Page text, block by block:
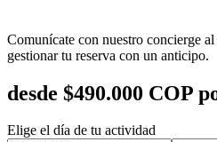
Comunícate con nuestro concierge
gestionar tu reserva con un anticipo.
desde $490.000 COP
Elige el día de tu actividad